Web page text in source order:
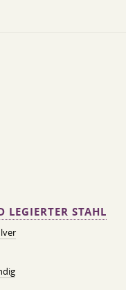
LEGIERTER STAHL